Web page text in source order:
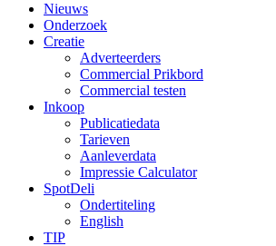
Nieuws
Onderzoek
Creatie
Adverteerders
Commercial Prikbord
Commercial testen
Inkoop
Publicatiedata
Tarieven
Aanleverdata
Impressie Calculator
SpotDeli
Ondertiteling
English
TIP